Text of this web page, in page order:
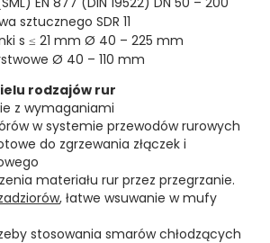
sztucznego SDR 11
s ≤ 21 mm Ø 40 – 225 mm
Ø 40 – 110 mm
rodzajów rur
z wymaganiami
w systemie przewodów rurowych
do zgrzewania złączek i
materiału rur przez przegrzanie.
, łatwe wsuwanie w mufy
stosowania smarów chłodzących